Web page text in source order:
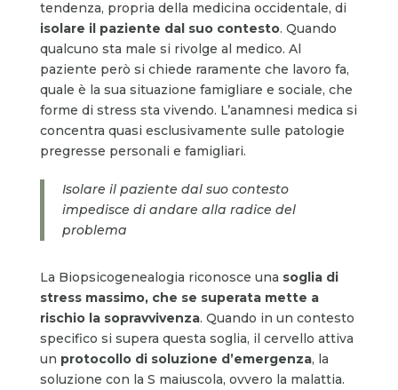
tendenza, propria della medicina occidentale, di
isolare il paziente dal suo contesto. Quando
qualcuno sta male si rivolge al medico. Al
paziente però si chiede raramente che lavoro fa,
quale è la sua situazione famigliare e sociale, che
forme di stress sta vivendo. L’anamnesi medica si
concentra quasi esclusivamente sulle patologie
pregresse personali e famigliari.
Isolare il paziente dal suo contesto
impedisce di andare alla radice del
problema
La Biopsicogenealogia riconosce una soglia di
stress massimo, che se superata mette a
rischio la sopravvivenza. Quando in un contesto
specifico si supera questa soglia, il cervello attiva
un protocollo di soluzione d’emergenza, la
soluzione con la S maiuscola, ovvero la malattia.